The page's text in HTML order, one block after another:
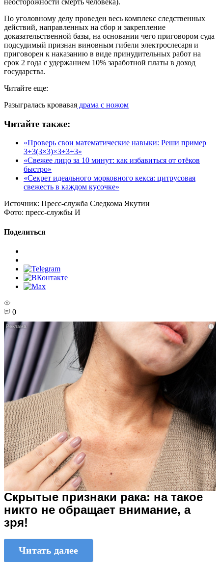
По уголовному делу проведен весь комплекс следственных
действий, направленных на сбор и закрепление
доказательственной базы, на основании чего приговором суда
подсудимый признан виновным гибели электрослесаря и
приговорен к наказанию в виде принудительных работ на
срок 2 года с удержанием 10% заработной платы в доход
государства.
Читайте еще:
Разыгралась кровавая драма с ножом
Читайте также:
«Проверь свои математические навыки: Реши пример
3÷3(3×3)×3÷3+3»
«Свежее лицо за 10 минут: как избавиться от отёков
быстро»
«Секрет идеального морковного кекса: цитрусовая
свежесть в каждом кусочке»
Источник: Пресс-служба Следкома Якутии
Фото: пресс-службы И
Поделиться
0
i
Скрытые признаки рака: на такое
никто не обращает внимание, а
зря!
Читать далее